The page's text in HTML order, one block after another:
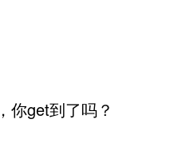
你get到了吗？